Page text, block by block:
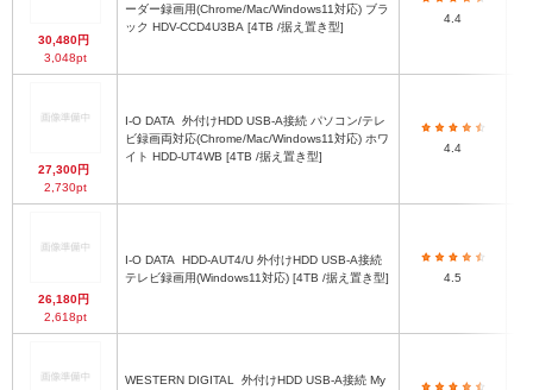
30,480円
3,048pt
ーダー録画用(Chrome/Mac/Windows11対応) ブラ
ック HDV-CCD4U3BA [4TB /据え置き型]
4.4
27,300円
2,730pt
I-O DATA
ビ録画両対応(Chrome/Mac/Windows11対応) ホワ
イト HDD-UT4WB [4TB /据え置き型]
4.4
26,180円
2,618pt
I-O DATA
テレビ録画用(Windows11対応) [4TB /据え置き型]
4.5
WESTERN DIGITAL